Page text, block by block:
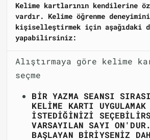
Kelime kartlarının kendilerine
vardır. Kelime öğrenme
kişiselleştirmek için
yapabilirsiniz:
Alıştırmaya göre kelime
seçme
BIR YAZMA SEANSI
KELIME KARTI UYGULAMAK
ISTEDIĞINIZI
VARSAYILAN SAYI
BAŞLAYAN BIRIYSENIZ